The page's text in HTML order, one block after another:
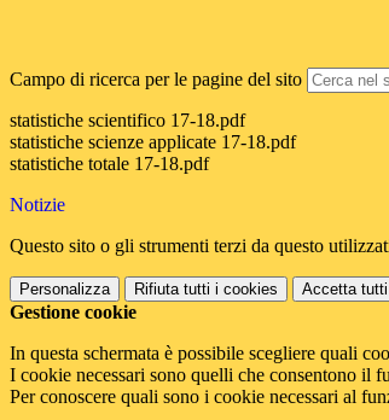
Campo di ricerca per le pagine del sito
statistiche scientifico 17-18.pdf
statistiche scienze applicate 17-18.pdf
statistiche totale 17-18.pdf
Notizie
Questo sito o gli strumenti terzi da questo
Personalizza Rifiuta tutti i cookies Accetta tutti
Gestione cookie
In questa schermata è possibile scegliere quali
I cookie necessari sono quelli che consentono il
Per conoscere quali sono i cookie necessari al